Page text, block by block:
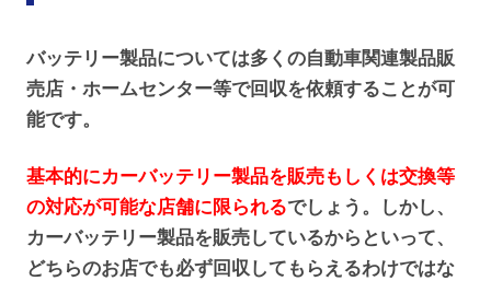
バッテリー製品については多くの自動車関連製品販
売店・ホームセンター等で回収を依頼することが可
能です。
基本的にカーバッテリー製品を販売もしくは交換等
の対応が可能な店舗に限られるでしょう。しかし、
カーバッテリー製品を販売しているからといって、
どちらのお店でも必ず回収してもらえるわけではな